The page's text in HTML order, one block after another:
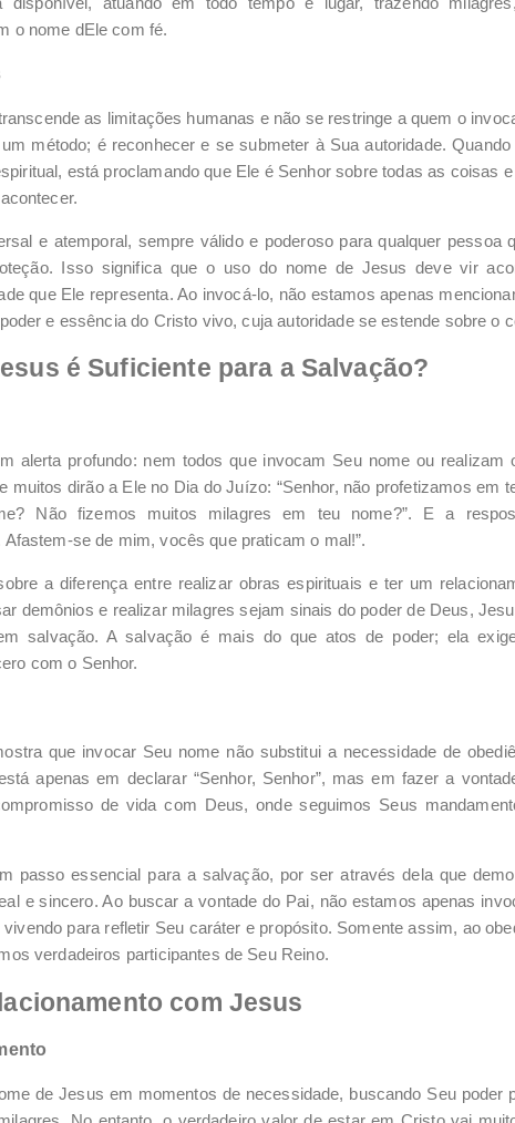
o nome dEle com fé.
as limitações humanas e não se restringe a quem o
método; é reconhecer e se submeter à Sua autoridade.
está proclamando que Ele é Senhor sobre todas as coisas
e atemporal, sempre válido e poderoso para qualquer pessoa
Isso significa que o uso do nome de Jesus deve vir
que Ele representa. Ao invocá-lo, não estamos apenas
e essência do Cristo vivo, cuja autoridade se estende sobre o
é Suficiente para a Salvação?
alerta profundo: nem todos que invocam Seu nome ou realizam
muitos dirão a Ele no Dia do Juízo: “Senhor, não profetizamos em
Não fizemos muitos milagres em teu nome?”. E a
se de mim, vocês que praticam o mal!”.
a diferença entre realizar obras espirituais e ter um
demônios e realizar milagres sejam sinais do poder de Deus,
salvação. A salvação é mais do que atos de poder; ela
com o Senhor.
que invocar Seu nome não substitui a necessidade de
apenas em declarar “Senhor, Senhor”, mas em fazer a
de vida com Deus, onde seguimos Seus
passo essencial para a salvação, por ser através dela que
e sincero. Ao buscar a vontade do Pai, não estamos apenas
para refletir Seu caráter e propósito. Somente assim, ao
verdadeiros participantes de Seu Reino.
com Jesus
de Jesus em momentos de necessidade, buscando Seu poder